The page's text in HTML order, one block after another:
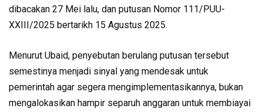
dibacakan 27 Mei lalu, dan putusan Nomor 111/PUU-
XXIII/2025 bertarikh 15 Agustus 2025.
Menurut Ubaid, penyebutan berulang putusan tersebut
semestinya menjadi sinyal yang mendesak untuk
pemerintah agar segera mengimplementasikannya, bukan
mengalokasikan hampir separuh anggaran untuk membiayai